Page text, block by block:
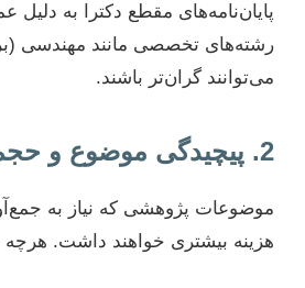
پایان‌نامه‌های مقطع دکترا به دلیل
رشته‌های تخصصی مانند مهندسی
می‌توانند گران‌تر باشند.
2. پیچیدگی موضوع و حجم کار
موضوعات پژوهشی که نیاز به
هزینه بیشتری خواهند داشت. هرچه